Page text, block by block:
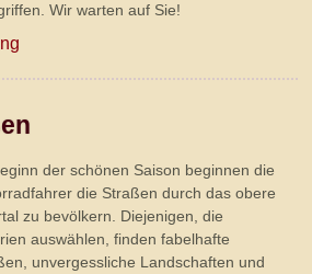
Wir warten auf Sie!
der schönen Saison beginnen die
die Straßen durch das obere
zu bevölkern. Diejenigen, die
auswählen, finden fabelhafte
unvergessliche Landschaften und